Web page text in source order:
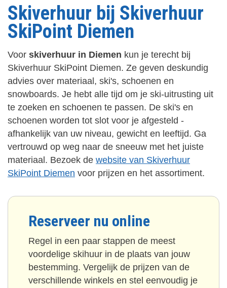
Skiverhuur bij Skiverhuur
SkiPoint Diemen
Voor skiverhuur in Diemen kun je terecht bij
Skiverhuur SkiPoint Diemen. Ze geven deskundig
advies over materiaal, ski's, schoenen en
snowboards. Je hebt alle tijd om je ski-uitrusting uit
te zoeken en schoenen te passen. De ski's en
schoenen worden tot slot voor je afgesteld -
afhankelijk van uw niveau, gewicht en leeftijd. Ga
vertrouwd op weg naar de sneeuw met het juiste
materiaal. Bezoek de website van Skiverhuur
SkiPoint Diemen voor prijzen en het assortiment.
Reserveer nu online
Regel in een paar stappen de meest
voordelige skihuur in de plaats van jouw
bestemming. Vergelijk de prijzen van de
verschillende winkels en stel eenvoudig je